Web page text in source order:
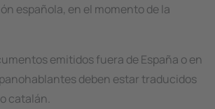
española, en el momento de la
emitidos fuera de España o en
deben estar traducidos
catalán.